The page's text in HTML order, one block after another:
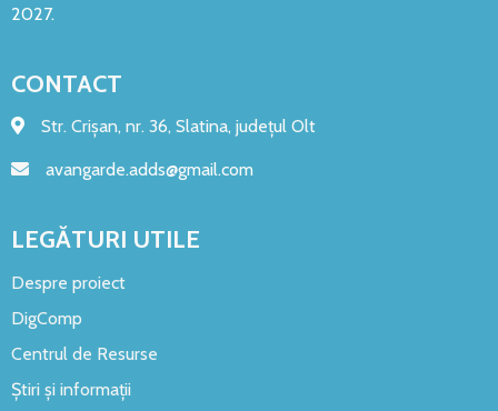
2027.
CONTACT
Str. Crișan, nr. 36, Slatina, județul Olt
avangarde.adds@gmail.com
LEGĂTURI UTILE
Despre proiect
DigComp
Centrul de Resurse
Știri și informații